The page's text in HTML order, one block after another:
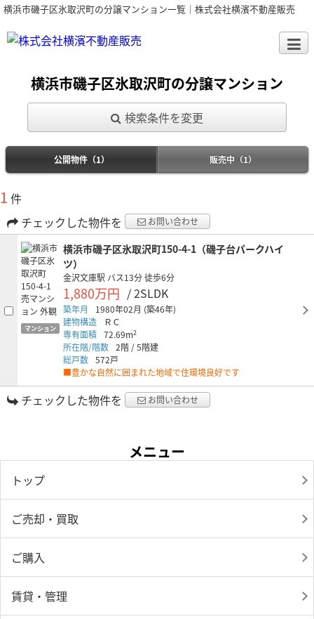
横浜市磯子区氷取沢町の分譲マンション一覧｜株式会社横濱不動産販売
横浜市磯子区氷取沢町の分譲マンション
検索条件を変更
公開物件（1） 販売中（1）
1 件
チェックした物件を
お問い合わせ
マンション
横浜市磯子区氷取沢町150-4-1（磯子台パークハイ
ツ）
金沢文庫駅 バス13分徒歩6分
1,880万円 / 2SLDK
築年月 1980年02月 (築46年)
建物構造
ＲＣ
専有面積 72.69m2
所在階/階数 2階 /5階建
総戸数 572戸
■豊かな自然に囲まれた地域で住環境良好です
チェックした物件を お問い合わせ
メニュー
トップ
ご売却・買取
ご購入
賃貸・管理